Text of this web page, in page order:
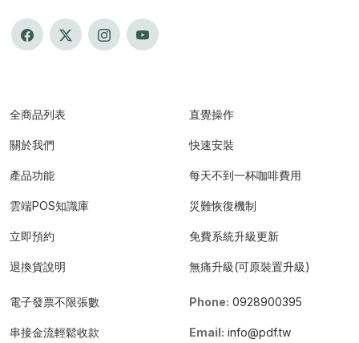
全商品列表
關於我們
產品功能
雲端POS知識庫
立即預約
退換貨說明
直覺操作
快速安裝
每天不到一杯咖啡費用
災難恢復機制
免費系統升級更新
無痛升級(可原裝置升級)
電子發票不限張數
串接金流輕鬆收款
Phone: 0928900395
Email: info@pdf.tw